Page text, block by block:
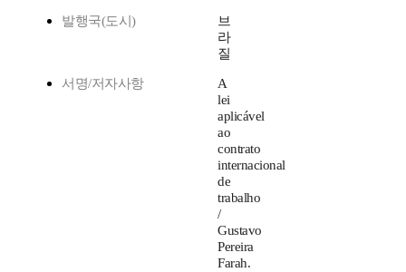
발행국(도시)
브
라
질
서명/저자사항
A
lei
aplicável
ao
contrato
internacional
de
trabalho
/
Gustavo
Pereira
Farah.